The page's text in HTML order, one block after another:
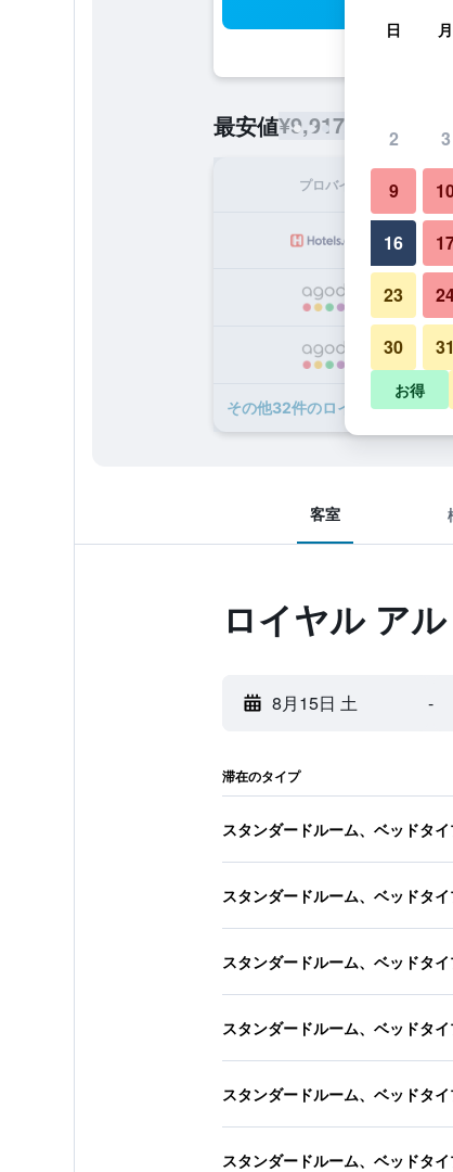
最安値¥9,917/
プロバイダ
その他32​件のロイヤル アル ア
客室
ロイヤル ア
8月15日 土 -
滞在のタイプ
スタンダードルーム、ベッドタ
スタンダードルーム、ベッドタ
スタンダードルーム、ベッドタ
スタンダードルーム、ベッドタ
スタンダードルーム、ベッドタ
スタンダードルーム、ベッドタ
日 月
2 3
9
16
23
30 31
お得